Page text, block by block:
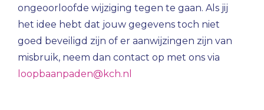
ongeoorloofde wijziging tegen te gaan. Als jij
het idee hebt dat jouw gegevens toch niet
goed beveiligd zijn of er aanwijzingen zijn van
misbruik, neem dan contact op met ons via
loopbaanpaden@kch.nl